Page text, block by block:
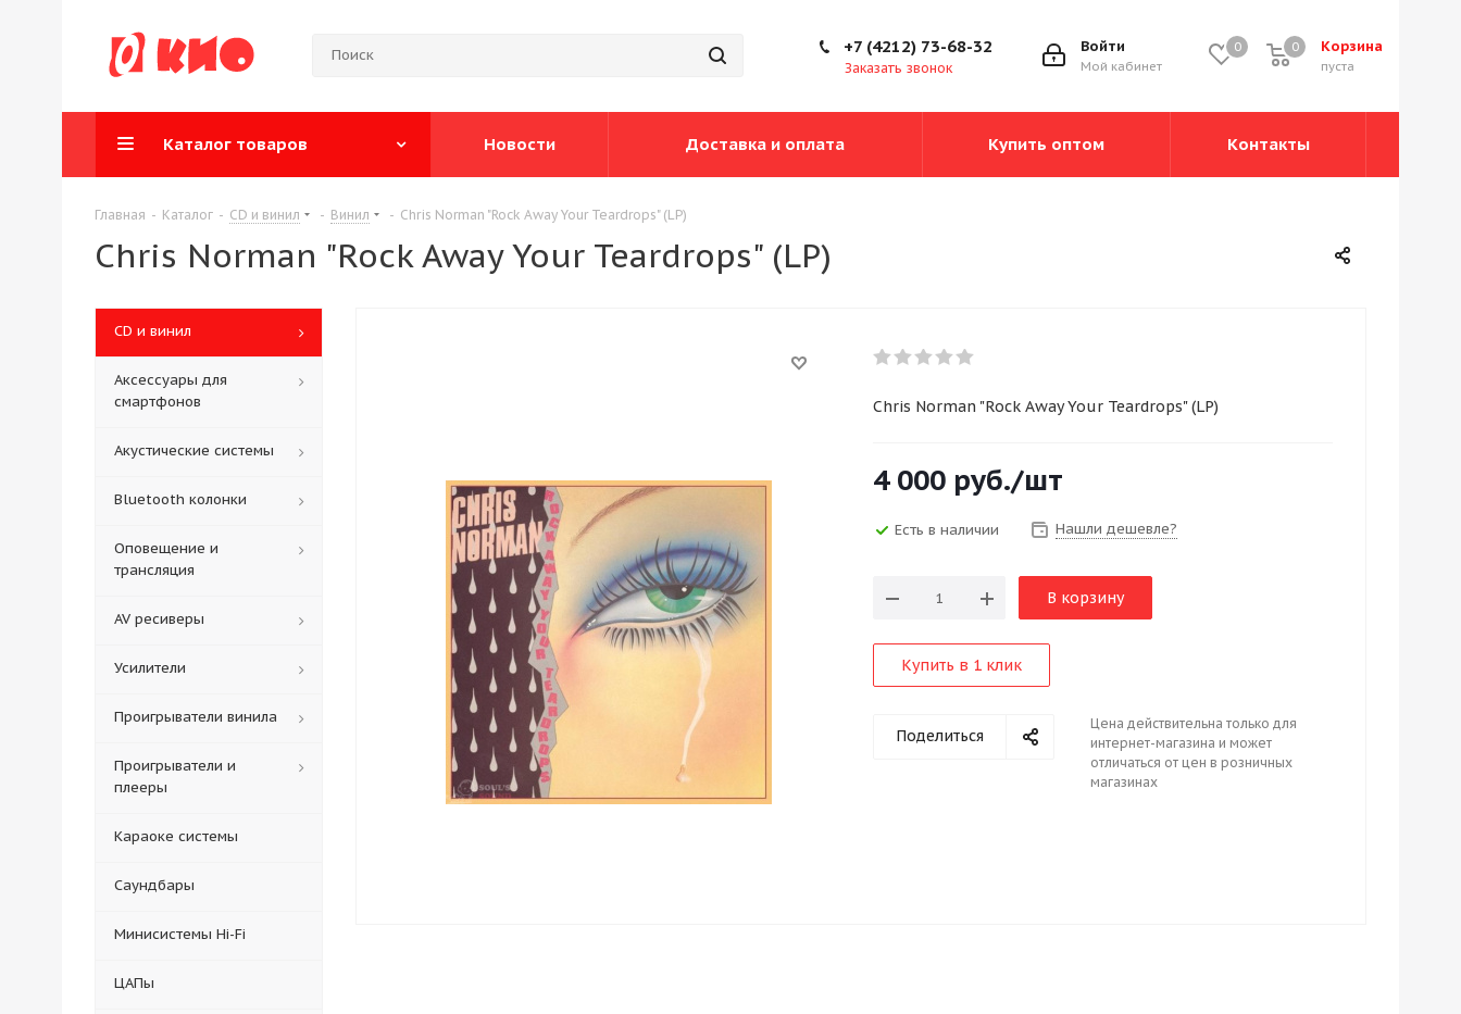
0 Корзина
0
пуста
0
Войти
Мой кабинет
+7 (4212) 73-68-32
Заказать звонок
Каталог товаров Новости Доставка и оплата Купить оптом Контакты
Главная - Каталог - CD и винил - Винил - Chris Norman "Rock Away Your Teardrops" (LP)
Chris Norman "Rock Away Your Teardrops" (LP)
Chris Norman "Rock Away Your Teardrops" (LP)
4 000 руб./шт
Есть в наличии Нашли дешевле?
В корзину
Купить в 1 клик
Поделиться
Цена действительна только для
интернет-магазина и может
отличаться от цен в розничных
магазинах
CD и винил
Аксессуары для
смартфонов
Акустические системы
Bluetooth колонки
Оповещение и
трансляция
AV ресиверы
Усилители
Проигрыватели винила
Проигрыватели и
плееры
Караоке системы
Саундбары
Минисистемы Hi-Fi
ЦАПы